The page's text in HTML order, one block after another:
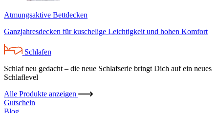
Atmungsaktive Bettdecken
Ganzjahresdecken für kuschelige Leichtigkeit und hohen Komfort
Schlafen
Schlaf neu gedacht – die neue Schlafserie bringt Dich auf ein neues
Schlaflevel
Alle Produkte anzeigen
Gutschein
Blog